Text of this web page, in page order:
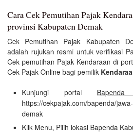
Cara Cek Pemutihan Pajak
provinsi Kabupaten Demak
Cek Pemutihan Pajak Kabupaten
adalah rujukan resmi untuk verifikasi
Cek pemutihan Pajak Kendaraan di
Cek Pajak Online bagi pemilik
Kunjungi portal
https://cekpajak.com/bapenda/
demak
Klik Menu, Pilih lokasi Bapenda